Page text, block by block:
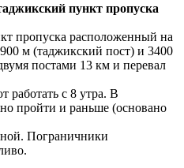
пункт пропуска
пропуска расположенный на
м (таджикский пост) и 3400
постами 13 км и перевал
работать с 8 утра. В
пройти и раньше (основано
Пограничники